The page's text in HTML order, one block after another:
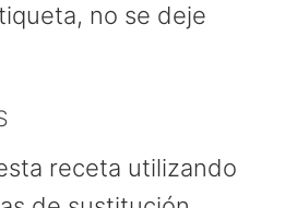
no se deje
receta utilizando